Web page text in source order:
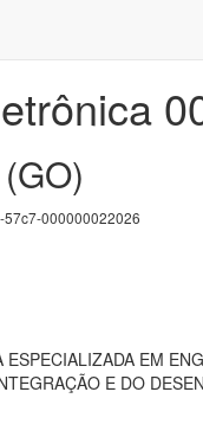
57c7-000000022026
EM
E DO